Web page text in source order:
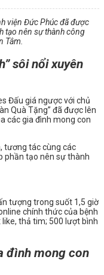
viện Đức Phúc đã được
tạo nên sự thành công
Tâm.
sôi nổi xuyên
Đấu giá ngược với chủ
Quà Tặng” đã được lên
các gia đình mong con
tương tác cùng các
phần tạo nên sự thành
tượng trong suốt 1,5 giờ
chính thức của bệnh
thả tim; 500 lượt bình
đình mong con